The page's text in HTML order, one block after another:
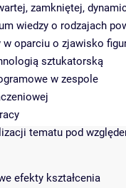
zamkniętej,
wiedzy o rodzajach
oparciu o zjawisko
sztukatorską
w zespole
tematu pod
efekty kształcenia